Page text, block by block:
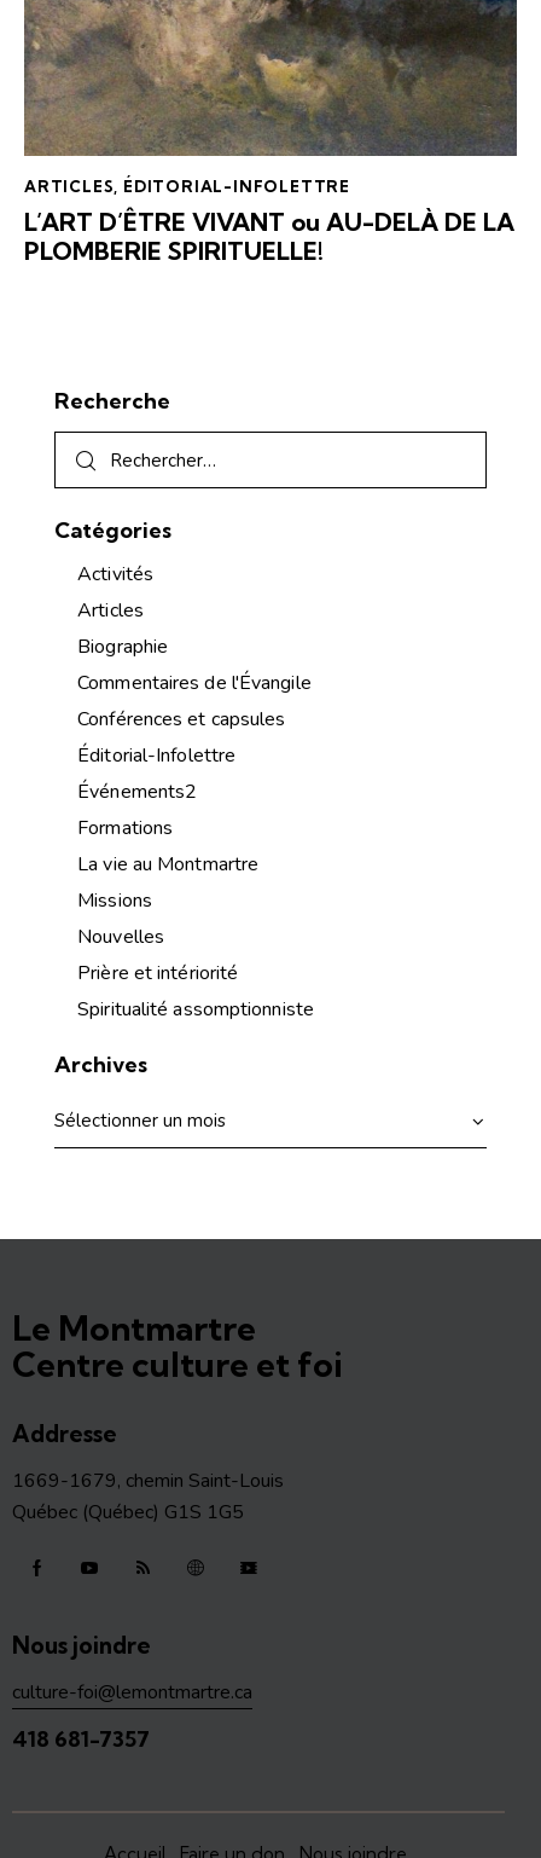
ARTICLES ÉDITORIAL-INFOLETTRE
L’ART D’ÊTRE VIVANT ou AU-DELÀ DE LA
PLOMBERIE SPIRITUELLE!
Recherche
Catégories
Activités
Articles
Biographie
Commentaires de l'Évangile
Conférences et capsules
Éditorial-Infolettre
Événements2
Formations
La vie au Montmartre
Missions
Nouvelles
Prière et intériorité
Spiritualité assomptionniste
Archives
Le Montmartre
Centre culture et foi
Addresse
1669-1679, chemin Saint-Louis
Québec (Québec) G1S 1G5
Nous joindre
culture-foi@lemontmartre.ca
418 681-7357